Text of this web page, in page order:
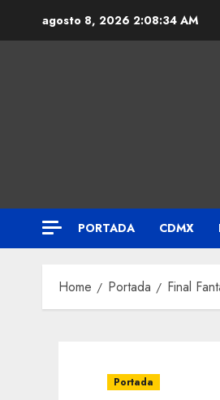
agosto 8, 2026 2:08:35 AM
PORTADA CDMX
Home Portada Final
Portada